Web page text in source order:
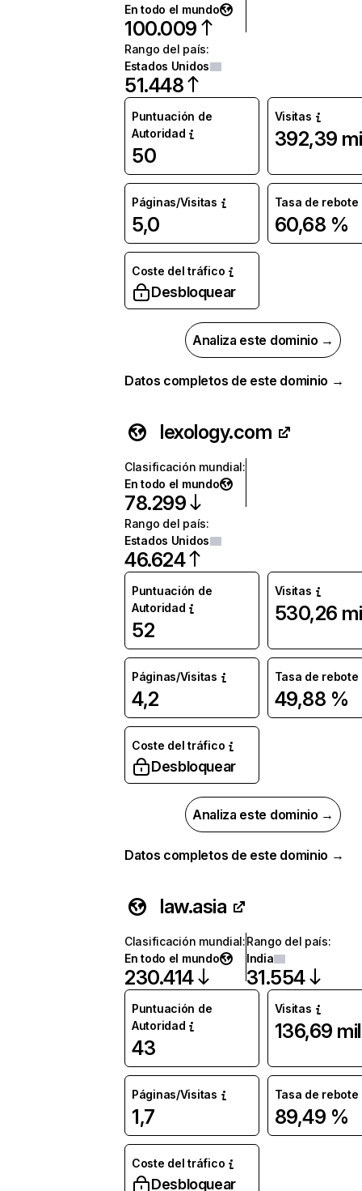
En todo el mundo
100.009
Rango del país:
Estados Unidos
51.448
Puntuación de
Autoridad
50
Visitas
392,39
Páginas/Visitas
5,0
Tasa de rebote
60,68 %
Coste del tráfico
Desbloquear
Analiza este dominio →
Datos completos de este dominio →
lexology.com
Clasificación mundial:
En todo el mundo
78.299
Rango del país:
Estados Unidos
46.624
Puntuación de
Autoridad
52
Visitas
530,26
Páginas/Visitas
4,2
Tasa de rebote
49,88 %
Coste del tráfico
Desbloquear
Analiza este dominio →
Datos completos de este dominio →
law.asia
Clasificación mundial:
En todo el mundo
230.414
Rango del país:
India
31.554
Puntuación de
Autoridad
43
Visitas
136,69 mil
Páginas/Visitas
1,7
Tasa de rebote
89,49 %
Coste del tráfico
Desbloquear